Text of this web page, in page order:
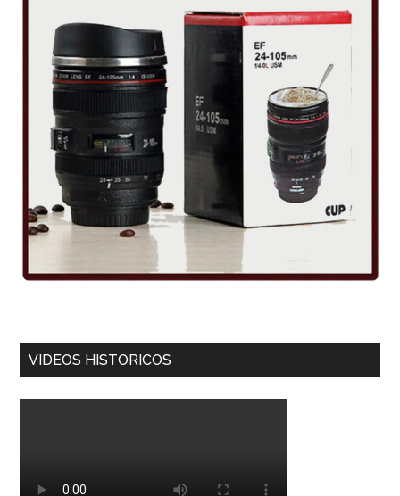
VIDEOS HISTORICOS